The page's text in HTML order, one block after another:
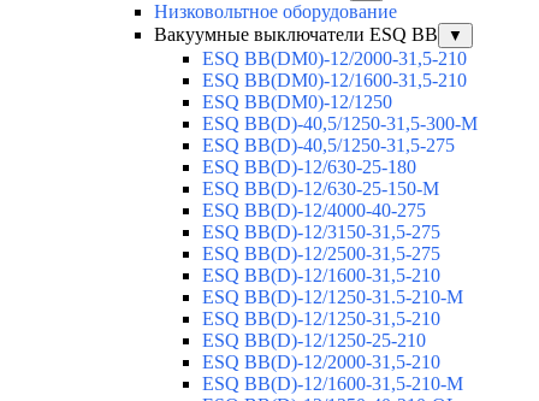
Низковольтное оборудование
Вакуумные выключатели ESQ BB
▼
ESQ ВВ(DM0)-12/2000-31,5-210
ESQ ВВ(DM0)-12/1600-31,5-210
ESQ ВВ(DM0)-12/1250
ESQ ВВ(D)-40,5/1250-31,5-300-М
ESQ ВВ(D)-40,5/1250-31,5-275
ESQ ВВ(D)-12/630-25-180
ESQ ВВ(D)-12/630-25-150-М
ESQ ВВ(D)-12/4000-40-275
ESQ ВВ(D)-12/3150-31,5-275
ESQ ВВ(D)-12/2500-31,5-275
ESQ ВВ(D)-12/1600-31,5-210
ESQ ВВ(D)-12/1250-31.5-210-М
ESQ ВВ(D)-12/1250-31,5-210
ESQ ВВ(D)-12/1250-25-210
ESQ BB(D)-12/2000-31,5-210
ESQ BB(D)-12/1600-31,5-210-М